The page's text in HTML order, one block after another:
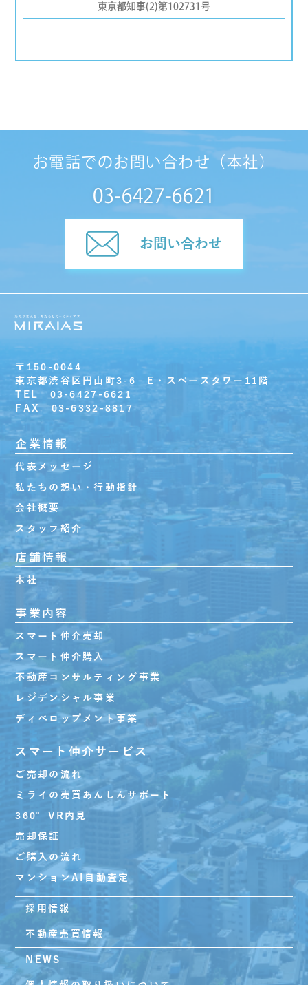
東京都知事(2)第102731号
お電話でのお問い合わせ（本社）
03-6427-6621
お問い合わせ
〒150-0044
東京都渋谷区円山町3-6 E・スペースタワー11階
TEL 03-6427-6621
FAX 03-6332-8817
企業情報
代表メッセージ
私たちの想い・行動指針
会社概要
スタッフ紹介
店舗情報
本社
事業内容
スマート仲介売却
スマート仲介購入
不動産コンサルティング事業
レジデンシャル事業
ディベロップメント事業
スマート仲介サービス
ご売却の流れ
ミライの売買あんしんサポート
360°VR内見
売却保証
ご購入の流れ
マンションAI自動査定
採用情報
不動産売買情報
NEWS